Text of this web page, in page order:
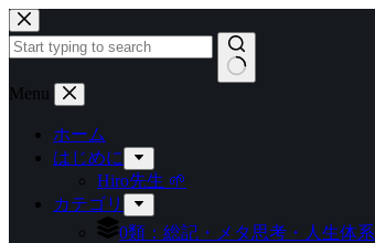
コ
ン
テ
ン
結
Menu
ホーム
はじめに
Hiro先生 🌱
カテゴリ
0類：総記・メタ思考・人生体系